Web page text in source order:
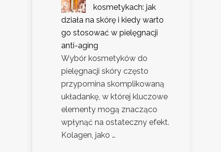
kosmetykach: jak
działa na skórę i kiedy warto
go stosować w pielęgnacji
anti-aging
Wybór kosmetyków do
pielęgnacji skóry często
przypomina skomplikowaną
układankę, w której kluczowe
elementy mogą znacząco
wpłynąć na ostateczny efekt.
Kolagen, jako …